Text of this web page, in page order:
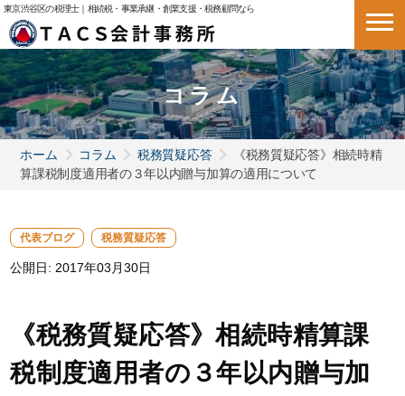
東京渋谷区の税理士｜相続税・事業承継・創業支援・税務顧問なら
コラム
ホーム コラム 税務質疑応答
《税務質疑応答》相続時精
算課税制度適用者の３年以内贈与加算の適用について
代表ブログ 税務質疑応答
公開日: 2017年03月30日
《税務質疑応答》相続時精算課
税制度適用者の３年以内贈与加